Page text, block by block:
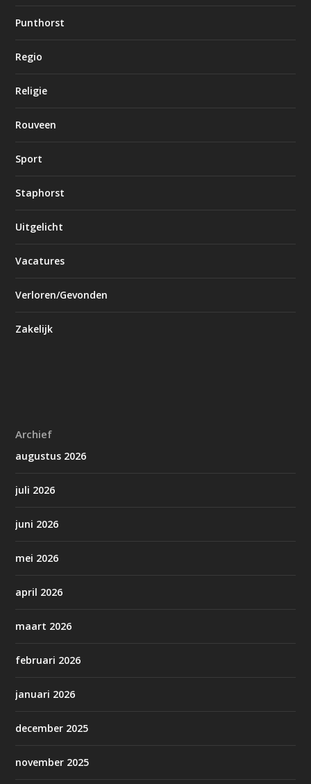
Punthorst
Regio
Religie
Rouveen
Sport
Staphorst
Uitgelicht
Vacatures
Verloren/Gevonden
Zakelijk
Archief
augustus 2026
juli 2026
juni 2026
mei 2026
april 2026
maart 2026
februari 2026
januari 2026
december 2025
november 2025